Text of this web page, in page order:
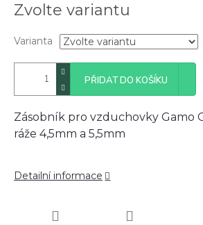
cena:
Zvolte variantu
Varianta
PŘIDAT DO KOŠÍKU
Zásobník pro vzduchovky Gamo
ráže 4,5mm a 5,5mm
Detailní informace